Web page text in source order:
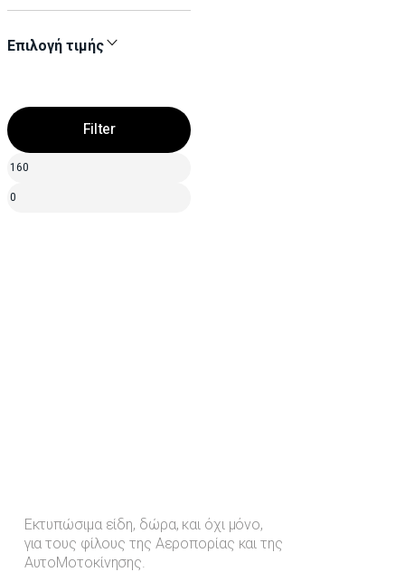
Επιλογή τιμής
Filter
Εκτυπώσιμα είδη, δώρα, και όχι μόνο,
για τους φίλους της Αεροπορίας και της
ΑυτοΜοτοκίνησης.